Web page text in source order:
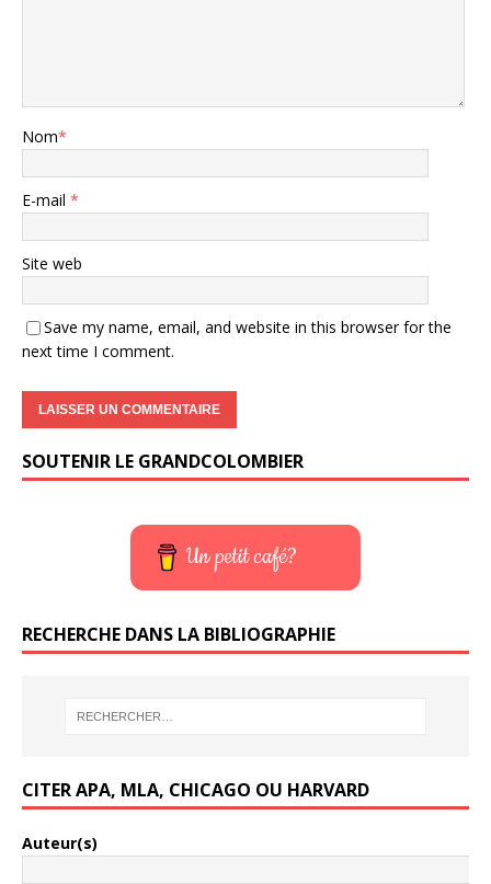
Nom*
E-mail *
Site web
Save my name, email, and website in this browser for the
next time I comment.
SOUTENIR LE GRANDCOLOMBIER
Un petit café?
RECHERCHE DANS LA BIBLIOGRAPHIE
CITER APA, MLA, CHICAGO OU HARVARD
Auteur(s)